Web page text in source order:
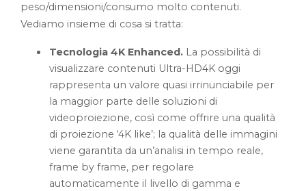
peso/dimensioni/consumo molto contenuti.
Vediamo insieme di cosa si tratta:
Tecnologia 4K Enhanced. La possibilità di
visualizzare contenuti Ultra-HD4K oggi
rappresenta un valore quasi irrinunciabile per
la maggior parte delle soluzioni di
videoproiezione, così come offrire una qualità
di proiezione ‘4K like’; la qualità delle immagini
viene garantita da un’analisi in tempo reale,
frame by frame, per regolare
automaticamente il livello di gamma e